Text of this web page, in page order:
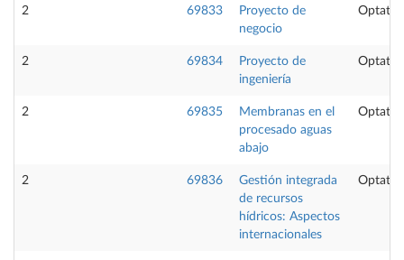
2 69833
Proyecto de
negocio
2 69834
Proyecto de
ingeniería
2 69835
Membranas en el
procesado aguas
abajo
2 69836
Gestión integrada
de recursos
hídricos: Aspectos
internacionales